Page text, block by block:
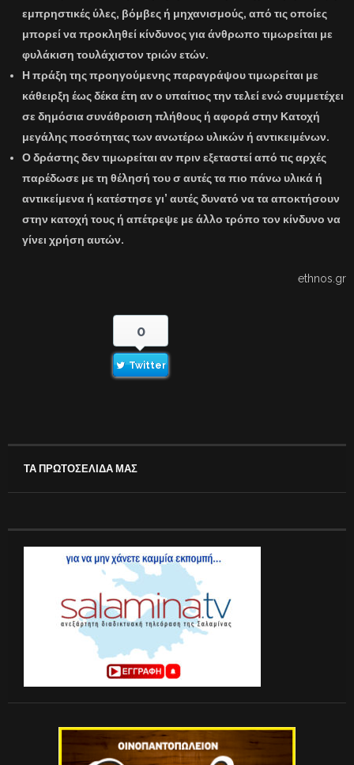
εμπρηστικές ύλες, βόμβες ή μηχανισμούς, από τις οποίες
μπορεί να προκληθεί κίνδυνος για άνθρωπο τιμωρείται με
φυλάκιση τουλάχιστον τριών ετών.
Η πράξη της προηγούμενης παραγράψου τιμωρείται με
κάθειρξη έως δέκα έτη αν ο υπαίτιος την τελεί ενώ συμμετέχει
σε δημόσια συνάθροιση πλήθους ή αφορά στην Κατοχή
μεγάλης ποσότητας των ανωτέρω υλικών ή αντικειμένων.
Ο δράστης δεν τιμωρείται αν πριν εξεταστεί από τις αρχές
παρέδωσε με τη θέλησή του σ αυτές τα πιο πάνω υλικά ή
αντικείμενα ή κατέστησε γι’ αυτές δυνατό να τα αποκτήσουν
στην κατοχή τους ή απέτρεψε με άλλο τρόπο τον κίνδυνο να
γίνει χρήση αυτών.
ethnos.gr
0
Twitter
ΤΑ ΠΡΩΤΟΣΕΛΙΔΑ ΜΑΣ